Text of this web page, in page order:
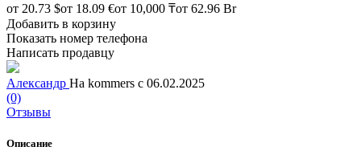
от 20.73 $от 18.09 €от 10,000 ₸от 62.96 Br
Добавить в корзину
Показать номер телефона
Написать продавцу
Александр На kommers с 06.02.2025
(0)
Отзывы
Описание